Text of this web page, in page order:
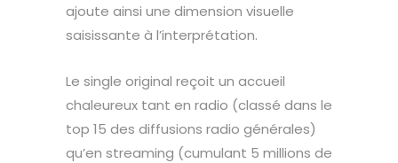
ajoute ainsi une dimension visuelle
saisissante à l’interprétation.
Le single original reçoit un accueil
chaleureux tant en radio (classé dans le
top 15 des diffusions radio générales)
qu’en streaming (cumulant 5 millions de